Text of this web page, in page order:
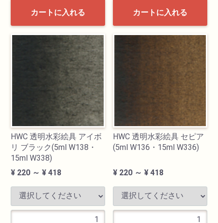
カートに入れる カートに入れる
HWC 透明水彩絵具 アイボ
リ ブラック(5ml W138・
15ml W338)
¥ 220 ～ ¥ 418
HWC 透明水彩絵具 セピア
(5ml W136・15ml W336)
¥ 220 ～ ¥ 418